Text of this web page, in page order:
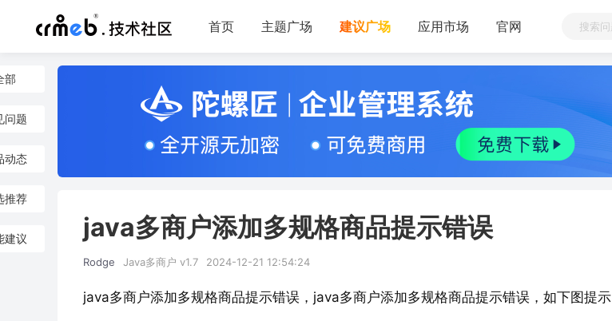
首页 主题广场 建议广场 应用市场 官网
部
问题
动态
推荐
建议 java多商户添加多规格商品提示错误
Rodge Java多商户 v1.7 2024-12-21 12:54:24
java多商户添加多规格商品提示错误，java多商户添加多规格商品提示错误，如下图提示